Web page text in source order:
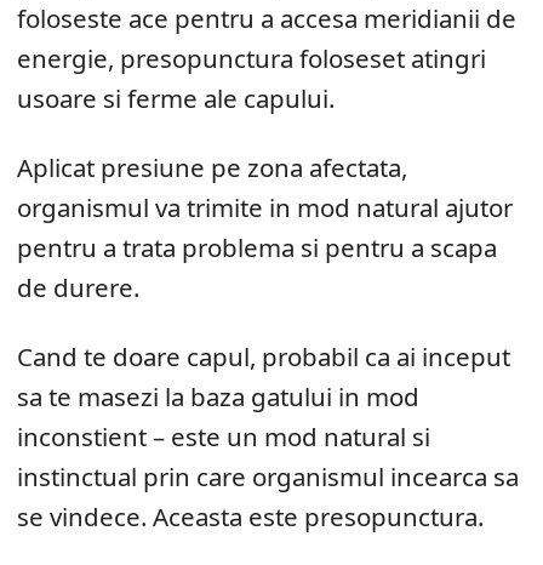
foloseste ace pentru a accesa meridianii de
energie, presopunctura foloseset atingri
usoare si ferme ale capului.
Aplicat presiune pe zona afectata,
organismul va trimite in mod natural ajutor
pentru a trata problema si pentru a scapa
de durere.
Cand te doare capul, probabil ca ai inceput
sa te masezi la baza gatului in mod
inconstient – este un mod natural si
instinctual prin care organismul incearca sa
se vindece. Aceasta este presopunctura.